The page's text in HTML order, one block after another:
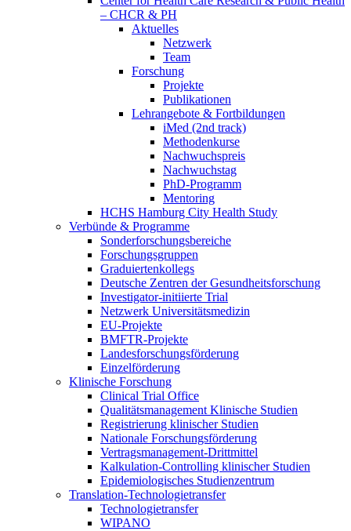
– CHCR & PH
Aktuelles
Netzwerk
Team
Forschung
Projekte
Publikationen
Lehrangebote & Fortbildungen
iMed (2nd track)
Methodenkurse
Nachwuchspreis
Nachwuchstag
PhD-Programm
Mentoring
HCHS Hamburg City Health Study
Verbünde & Programme
Sonderforschungsbereiche
Forschungsgruppen
Graduiertenkollegs
Deutsche Zentren der Gesundheitsforschung
Investigator-initiierte Trial
Netzwerk Universitätsmedizin
EU-Projekte
BMFTR-Projekte
Landesforschungsförderung
Einzelförderung
Klinische Forschung
Clinical Trial Office
Qualitätsmanagement Klinische Studien
Registrierung klinischer Studien
Nationale Forschungsförderung
Vertragsmanagement-Drittmittel
Kalkulation-Controlling klinischer Studien
Epidemiologisches Studienzentrum
Translation-Technologietransfer
Technologietransfer
WIPANO